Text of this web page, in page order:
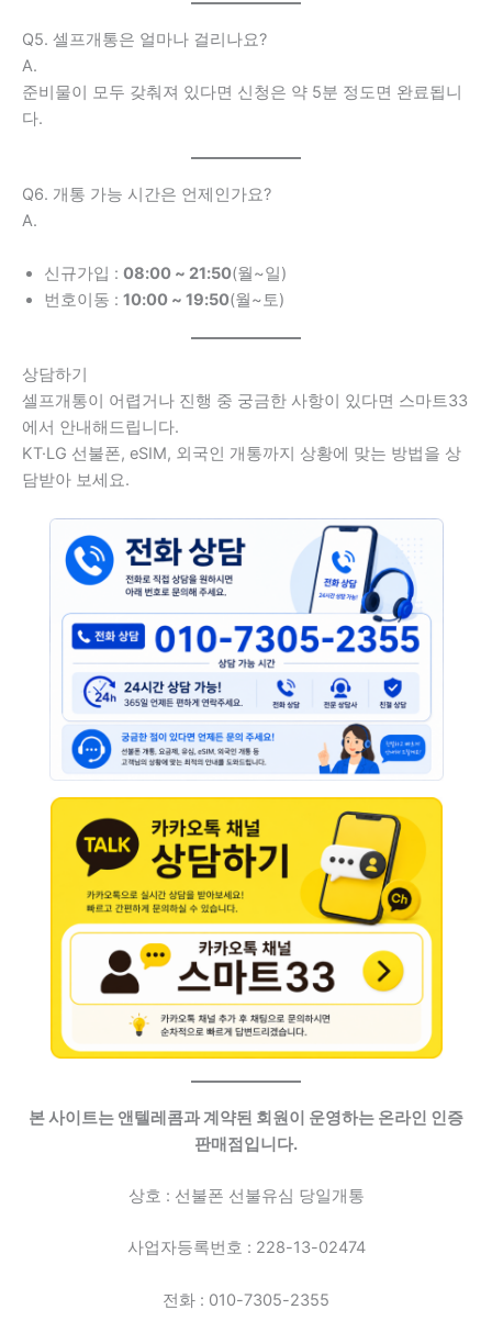
Q5. 셀프개통은 얼마나 걸리나요?
A.
준비물이 모두 갖춰져 있다면 신청은 약 5분 정도면 완료됩니
다.
Q6. 개통 가능 시간은 언제인가요?
A.
신규가입 : 08:00 ~ 21:50(월~일)
번호이동 : 10:00 ~ 19:50(월~토)
상담하기
셀프개통이 어렵거나 진행 중 궁금한 사항이 있다면 스마트33
에서 안내해드립니다.
KT·LG 선불폰, eSIM, 외국인 개통까지 상황에 맞는 방법을 상
담받아 보세요.
본 사이트는 앤텔레콤과 계약된 회원이 운영하는 온라인 인증
판매점입니다.
상호 : 선불폰 선불유심 당일개통
사업자등록번호 : 228-13-02474
전화 : 010-7305-2355